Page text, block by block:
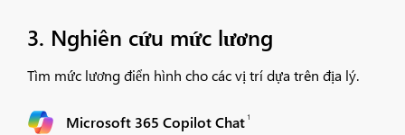
3. Nghiên cứu mức lương
Tìm mức lương điển hình cho các vị trí dựa trên địa lý.
Microsoft 365 Copilot Chat 1